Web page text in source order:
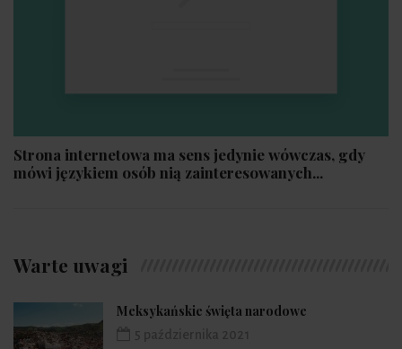
Strona internetowa ma sens jedynie wówczas, gdy
mówi językiem osób nią zainteresowanych...
Warte uwagi
Meksykańskie święta narodowe